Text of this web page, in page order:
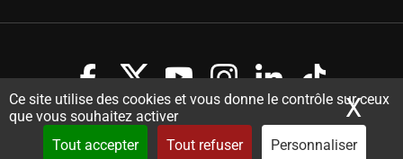
Ce site utilise des cookies et vous donne le contrôle sur ceux
que vous souhaitez activer
Tout accepter
Tout refuser Personnaliser
X
Copyright Guides 2021. Tous droits réservés.
Développement
web sur mesurepar iSoluce